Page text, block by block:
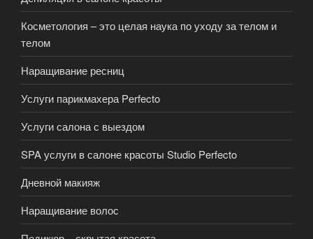
Косметология – это целая наука по уходу за телом и
телом
Наращивание ресниц
Услуги парикмахера Perfecto
Услуги салона с выездом
SPA услуги в салоне красоты Studio Perfecto
Дневной макияж
Наращивание волос